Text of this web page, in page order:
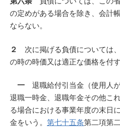
の定めがある場合を除き、会計
ならない。
２
次に掲げる負債については
の時の時価又は適正な価格を付
一 退職給付引当金（使用人
退職一時金、退職年金その他こ
る場合における事業年度の末日
金をいう。 第七十五条第二項第